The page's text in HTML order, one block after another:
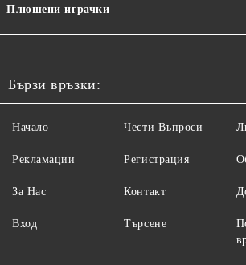
Плюшени играчки
Бързи връзки:
Начало
Рекламации
За Нас
Вход
Чести Въпроси
Регистрация
Контакт
Търсене